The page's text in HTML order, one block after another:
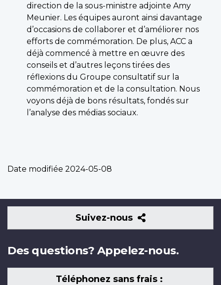
direction de la sous-ministre adjointe Amy
Meunier. Les équipes auront ainsi davantage
d’occasions de collaborer et d’améliorer nos
efforts de commémoration. De plus, ACC a
déjà commencé à mettre en œuvre des
conseils et d’autres leçons tirées des
réflexions du Groupe consultatif sur la
commémoration et de la consultation. Nous
voyons déjà de bons résultats, fondés sur
l’analyse des médias sociaux.
Date modifiée 2024-05-08
Suivez-nous
Suivez-
nous
Des questions? Appelez-nous.
Téléphonez sans frais :